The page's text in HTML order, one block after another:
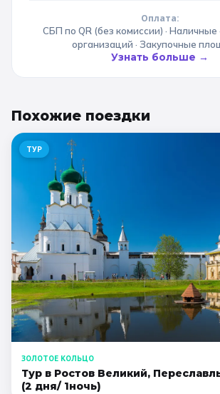
Оплата:
СБП по QR (без комиссии) · Наличные
организаций · Закупочные
Узнать больше →
Похожие поездки
ТУР
ЗОЛОТОЕ КОЛЬЦО
Тур в Ростов Великий,
(2 дня/ 1ночь)